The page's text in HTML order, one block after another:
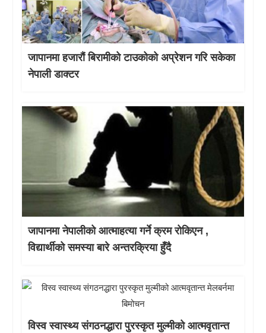
जापानमा हजारौं बिरामीको टाउकोको अप्रेशन गरि सकेका
नेपाली डाक्टर
जापानमा नेपालीको आत्माहत्या गर्ने क्रम रोकिएन ,
विद्यार्थीको समस्या बारे अन्तरक्रिया हुँदै
विस्व स्वास्थ्य संगठनद्धारा पुरस्कृत मुल्मीको आत्मवृतान्त